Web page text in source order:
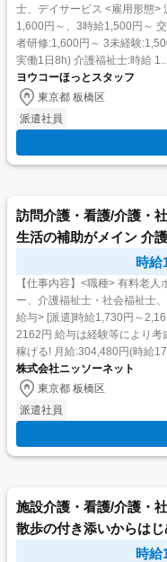
士、デイサービス <雇用形態> 派遣 <給与> [派遣]1時給1,800円～、2時給
1,600円～、3時給1,500円～ 交通費:全額支給 1介護福祉士:1,800円～ 2初任
者研修:1,600円～ 3未経験:1,500円～ 月給例 月給 288,000円(
実働1日8h) 介護福祉士:時給
ヨウコーほっとスタッフ
東京都 板橋区
派遣社員
訪問介護・看護/介護・
生活の補助がメイン 介
時給
【仕事内容】<職種> 有料老
ー、介護福祉士・社会福祉士、医療・介
給与> [派遣]時給1,730円～2,162円 交通費:全額支給 初任者以上
2162円 給与は経験等により考慮します。 <月収例> ・フルタイムでしっかり
稼げる! 月給:304,480円(時給
株式会社ニッソーネット
東京都 板橋区
派遣社員
施設介護・看護/介護・
散歩の付き添いからは
時給